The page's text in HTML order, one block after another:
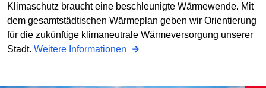
Klimaschutz braucht eine beschleunigte Wärmewende. Mit
dem gesamtstädtischen Wärmeplan geben wir Orientierung
für die zukünftige klimaneutrale Wärmeversorgung unserer
Stadt. Weitere Informationen